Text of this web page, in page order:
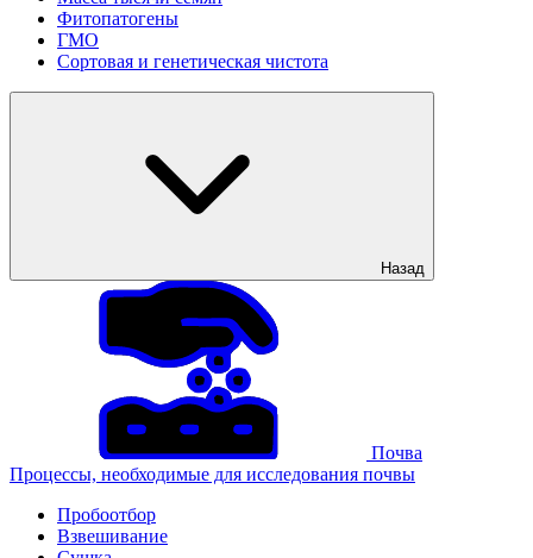
Фитопатогены
ГМО
Сортовая и генетическая чистота
Назад
Почва
Процессы, необходимые для исследования почвы
Пробоотбор
Взвешивание